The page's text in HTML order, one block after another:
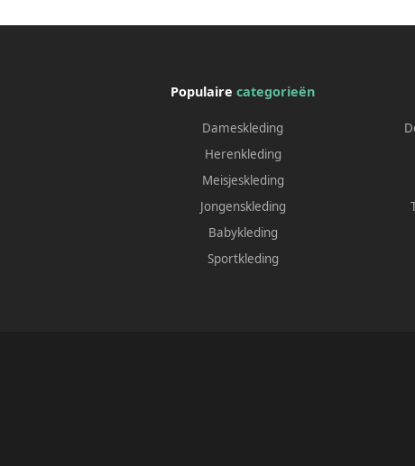
Populairecategorieën
Dameskleding
Herenkleding
Meisjeskleding
Jongenskleding
Babykleding
Sportkleding